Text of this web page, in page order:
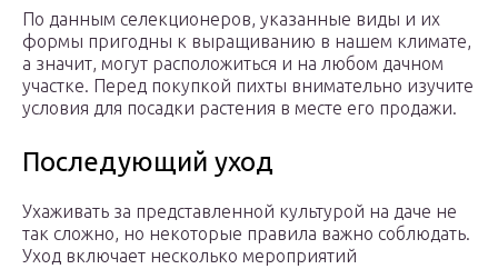
По данным селекционеров, указанные виды и их
формы пригодны к выращиванию в нашем климате,
а значит, могут расположиться и на любом дачном
участке. Перед покупкой пихты внимательно изучите
условия для посадки растения в месте его продажи.
Последующий уход
Ухаживать за представленной культурой на даче не
так сложно, но некоторые правила важно соблюдать.
Уход включает несколько мероприятий